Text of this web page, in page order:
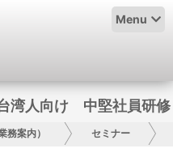
Menu
湾人向け 中堅社員研修
務案内） セミナー